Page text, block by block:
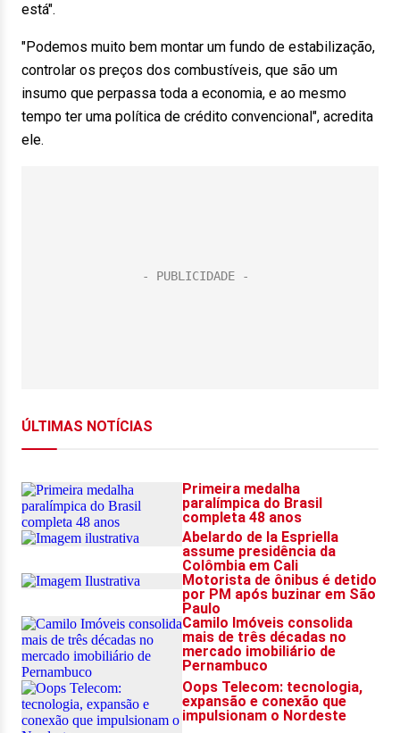
está".
"Podemos muito bem montar um fundo de estabilização,
controlar os preços dos combustíveis, que são um
insumo que perpassa toda a economia, e ao mesmo
tempo ter uma política de crédito convencional", acredita
ele.